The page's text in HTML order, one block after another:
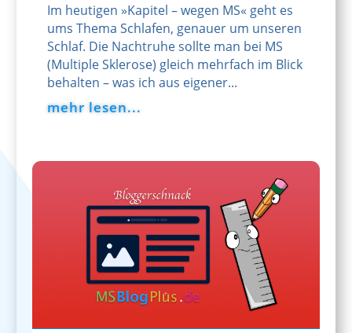
Im heutigen »Kapitel – wegen MS« geht es
ums Thema Schlafen, genauer um unseren
Schlaf. Die Nachtruhe sollte man bei MS
(Multiple Sklerose) gleich mehrfach im Blick
behalten – was ich aus eigener...
mehr lesen...